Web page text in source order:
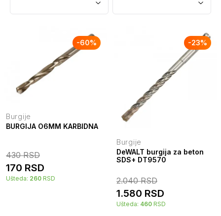
-60%
Burgije
BURGIJA O6MM KARBIDNA
430RSD
170 RSD
Ušteda: 260 RSD
-23%
Burgije
DeWALT burgija za beton
SDS+ DT9570
2.040RSD
1.580 RSD
Ušteda: 460 RSD